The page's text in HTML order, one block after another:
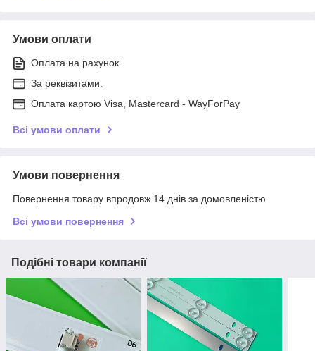
Умови оплати
Оплата на рахунок
За реквізитами.
Оплата картою Visa, Mastercard - WayForPay
Всі умови оплати
Умови повернення
Повернення товару впродовж 14 днів за домовленістю
Всі умови повернення
Подібні товари компанії